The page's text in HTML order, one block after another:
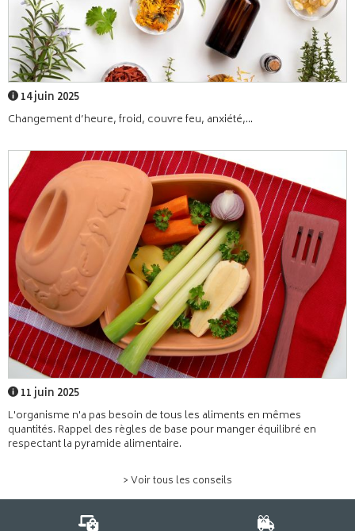
14 juin 2025
Changement d’heure, froid, couvre feu, anxiété,...
11 juin 2025
L'organisme n'a pas besoin de tous les aliments en mêmes
quantités. Rappel des règles de base pour manger équilibré en
respectant la pyramide alimentaire.
> Voir tous les conseils